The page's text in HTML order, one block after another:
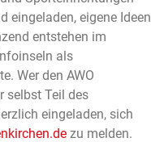
eingeladen, eigene Ideen
entstehen im
als
Wer den AWO
selbst Teil des
eingeladen, sich
zu melden.